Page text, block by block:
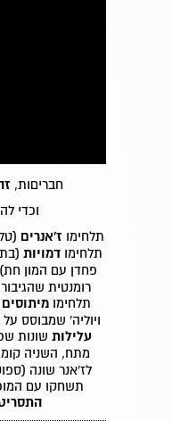
חבריםות,
וכדי
תלחימו ז'אנרים
תלחימודמויות
פחדן עם המון
רומנטית
תלחימומיתוסים
ויוליה' שמבוסס
עלילות שונות
מתח, השניה
לז'אנר שונה
תשחקו עם